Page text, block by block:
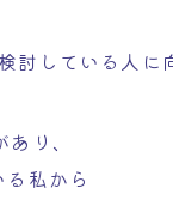
討している人に
り、
私から